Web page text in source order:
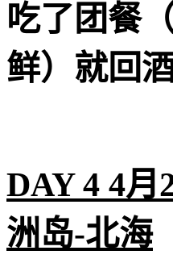
吃了团餐
鲜）就回
DAY 4 4月
洲岛-北海